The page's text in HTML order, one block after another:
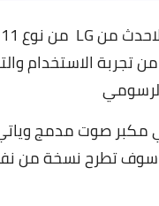
من تجربة
سوف تطرح نسخة من